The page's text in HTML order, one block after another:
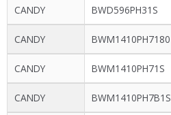
CANDY BWD596PH31S
CANDY BWM1410PH7180
CANDY BWM1410PH71S
CANDY BWM1410PH7B1S